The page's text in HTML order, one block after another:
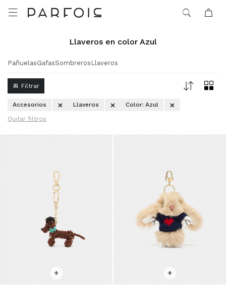

Llaveros en color Azul
PañuelasGafasSombreros Llaveros
Accesorios Llaveros Color: Azul
Quitar filtros
+ +